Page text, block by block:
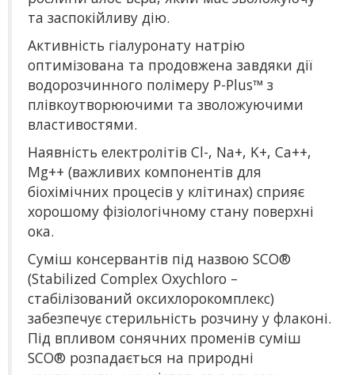
та заспокійливу дію.
Активність гіалуронату натрію
оптимізована та продовжена завдяки дії
водорозчинного полімеру P-Plus™ з
плівкоутворюючими та зволожуючими
властивостями.
Наявність електролітів Cl-, Na+, K+, Ca++,
Mg++ (важливих компонентів для
біохімічних процесів у клітинах) сприяє
хорошому фізіологічному стану поверхні
ока.
Суміш консервантів під назвою SCO®
(Stabilized Complex Oxychloro –
стабілізований оксихлорокомплекс)
забезпечує стерильність розчину у флаконі.
Під впливом сонячних променів суміш
SCO® розпадається на природні